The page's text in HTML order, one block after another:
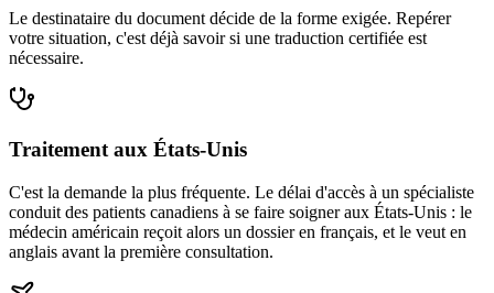
Le destinataire du document décide de la forme exigée. Repérer
votre situation, c'est déjà savoir si une traduction certifiée est
nécessaire.
Traitement aux États-Unis
C'est la demande la plus fréquente. Le délai d'accès à un spécialiste
conduit des patients canadiens à se faire soigner aux États-Unis : le
médecin américain reçoit alors un dossier en français, et le veut en
anglais avant la première consultation.